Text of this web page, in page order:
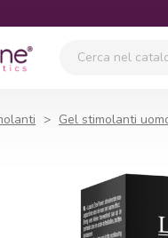
Gel stimolanti